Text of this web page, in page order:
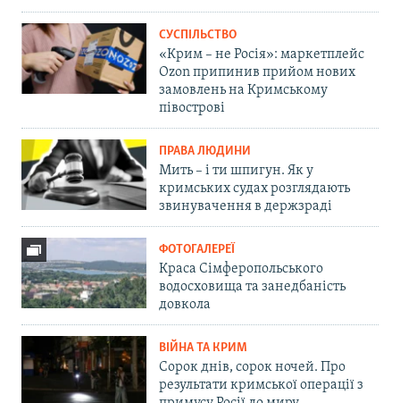
СУСПІЛЬСТВО
«Крим – не Росія»: маркетплейс
Ozon припинив прийом нових
замовлень на Кримському
півострові
ПРАВА ЛЮДИНИ
Мить – і ти шпигун. Як у
кримських судах розглядають
звинувачення в держзраді
ФОТОГАЛЕРЕЇ
Краса Сімферопольського
водосховища та занедбаність
довкола
ВІЙНА ТА КРИМ
Сорок днів, сорок ночей. Про
результати кримської операції з